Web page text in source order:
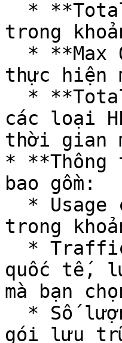
trong
thực hiện
các loại
thời gian
*
bao gồm:
trong
quốc tế,
mà bạn
gói lưu